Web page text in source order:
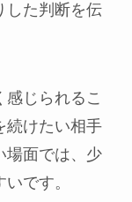
した判断を伝
じられるこ
続けたい相手
場面では、少
です。